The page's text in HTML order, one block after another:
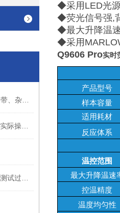
◆采用LED光
◆荧光信号强,
◆最大升降温
◆采用
Q9606 Pro实时
产品型号
样本容量
适用耗材
反应体系
温控范围
最大升降温速
控温精度
温度均匀性